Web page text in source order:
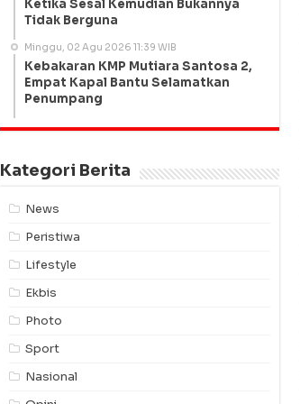
Ketika Sesal Kemudian Bukannya
Tidak Berguna
Minggu, 02 Agu 2026 11:39 WIB
Kebakaran KMP Mutiara Santosa 2,
Empat Kapal Bantu Selamatkan
Penumpang
Kategori Berita
News
Peristiwa
Lifestyle
Ekbis
Photo
Sport
Nasional